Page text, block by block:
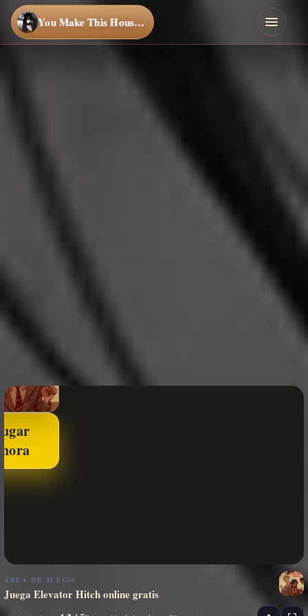
You Make This House a Home
ÁREA DE JUEGO
Juega Elevator Hitch online gratis